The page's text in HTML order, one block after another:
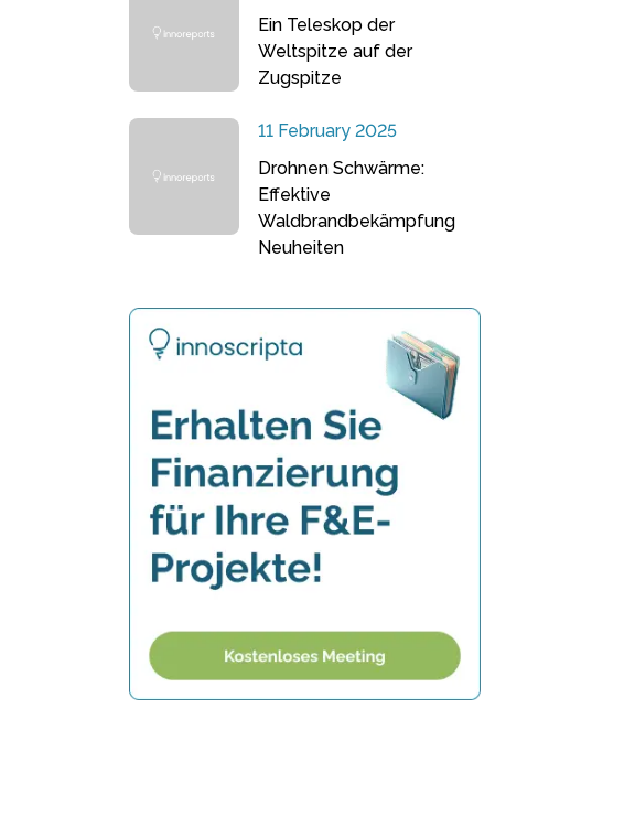
Ein Teleskop der
Weltspitze auf der
Zugspitze
11 February 2025
Drohnen Schwärme:
Effektive
Waldbrandbekämpfung
Neuheiten